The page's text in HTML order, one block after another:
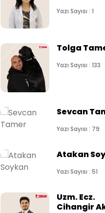
Yazı Sayısı : 1
Tolga
Yazı Sayısı : 133
Sevcan
Yazı Sayısı : 79
Atakan
Yazı Sayısı : 51
Uzm. Ecz.
Cihangir